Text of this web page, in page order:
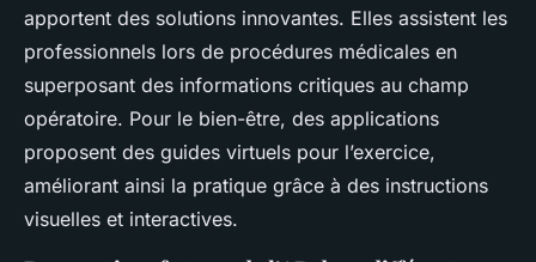
apportent des solutions innovantes. Elles assistent les
professionnels lors de procédures médicales en
superposant des informations critiques au champ
opératoire. Pour le bien-être, des applications
proposent des guides virtuels pour l’exercice,
améliorant ainsi la pratique grâce à des instructions
visuelles et interactives.